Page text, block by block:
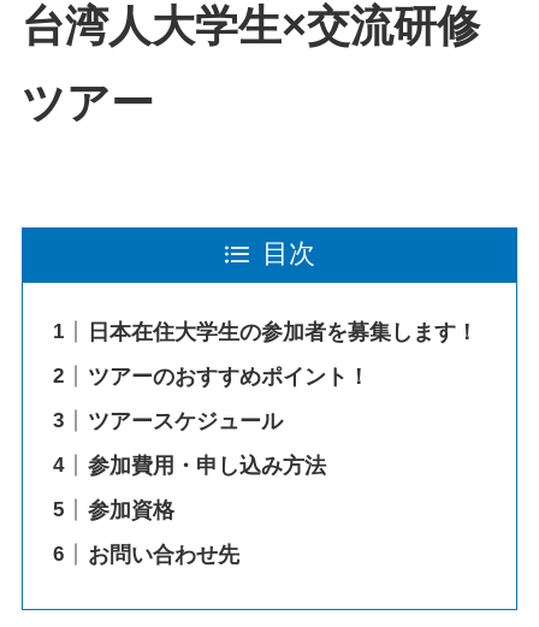
台湾人大学生×交流研修
ツアー
目次
日本在住大学生の参加者を募集します！
ツアーのおすすめポイント！
ツアースケジュール
参加費用・申し込み方法
参加資格
お問い合わせ先